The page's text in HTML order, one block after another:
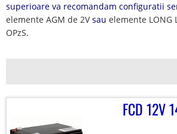
superioare va recomandam configuratii
elemente AGM de 2Vsau elemente LONG
OPzS.
FCD 12V